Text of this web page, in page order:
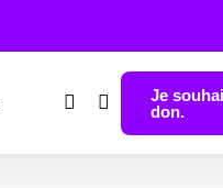
Je
don.